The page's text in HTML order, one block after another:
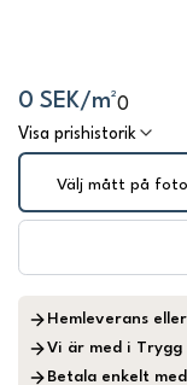
0 SEK/m²0
Visa prishistorik
Välj mått på
Hemleverans
Vi är med i Trygg
Betala enkelt